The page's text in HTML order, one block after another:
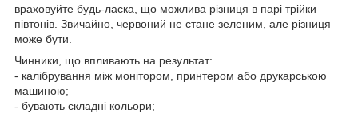
враховуйте будь-ласка, що можлива різниця в парі трійки
півтонів. Звичайно, червоний не стане зеленим, але різниця
може бути.
Чинники, що впливають на результат:
- калібрування між монітором, принтером або друкарською
машиною;
- бувають складні кольори;